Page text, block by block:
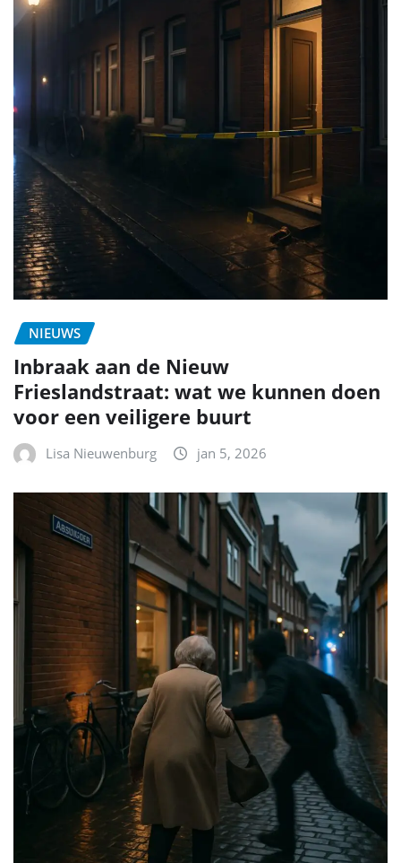
NIEUWS
Inbraak aan de Nieuw
Frieslandstraat: wat we kunnen doen
voor een veiligere buurt
Lisa Nieuwenburg jan 5, 2026